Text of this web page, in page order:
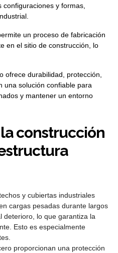
y formas,
un proceso de fabricación
en el sitio de construcción, lo
ofrece durabilidad, protección,
una solución confiable para
y mantener un entorno
construcción
y cubiertas industriales
cargas pesadas durante largos
deterioro, lo que garantiza la
Esto es especialmente
proporcionan una protección